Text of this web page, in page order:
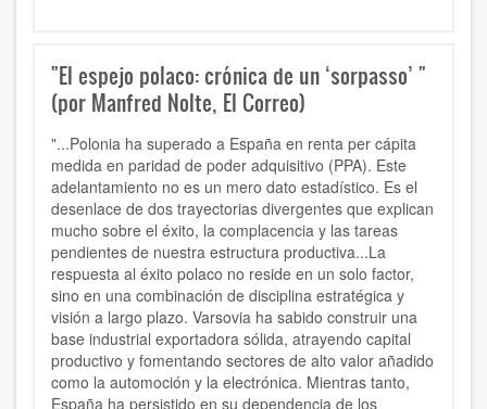
"El espejo polaco: crónica de un ‘sorpasso’ "
(por Manfred Nolte, El Correo)
"...Polonia ha superado a España en renta per cápita
medida en paridad de poder adquisitivo (PPA). Este
adelantamiento no es un mero dato estadístico. Es el
desenlace de dos trayectorias divergentes que explican
mucho sobre el éxito, la complacencia y las tareas
pendientes de nuestra estructura productiva...La
respuesta al éxito polaco no reside en un solo factor,
sino en una combinación de disciplina estratégica y
visión a largo plazo. Varsovia ha sabido construir una
base industrial exportadora sólida, atrayendo capital
productivo y fomentando sectores de alto valor añadido
como la automoción y la electrónica. Mientras tanto,
España ha persistido en su dependencia de los